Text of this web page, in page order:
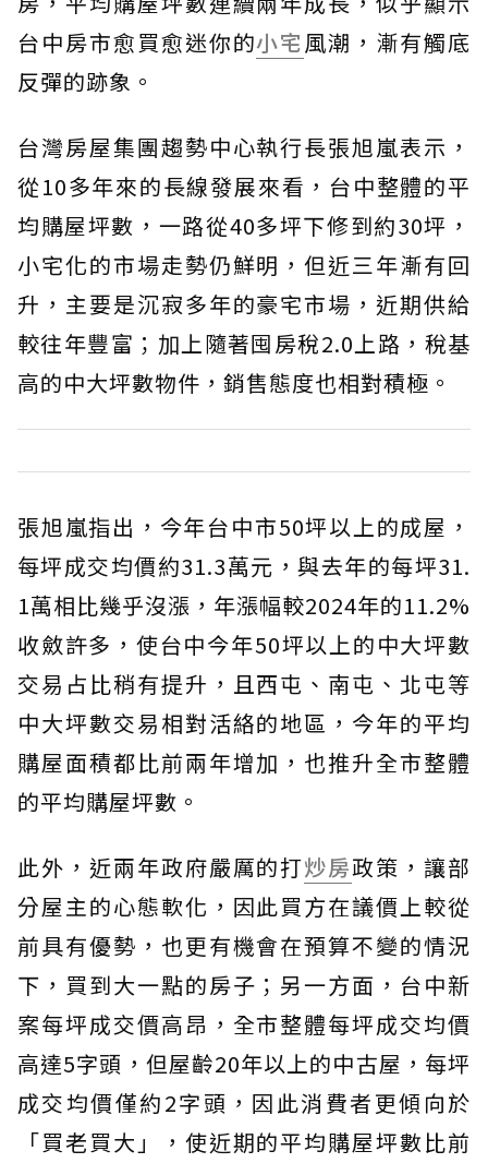
台中房市愈買愈迷你的小宅風潮，漸有觸底
反彈的跡象。
台灣房屋集團趨勢中心執行長張旭嵐表示，
從10多年來的長線發展來看，台中整體的平
均購屋坪數，一路從40多坪下修到約30坪，
小宅化的市場走勢仍鮮明，但近三年漸有回
升，主要是沉寂多年的豪宅市場，近期供給
較往年豐富；加上隨著囤房稅2.0上路，稅基
高的中大坪數物件，銷售態度也相對積極。
張旭嵐指出，今年台中市50坪以上的成屋，
每坪成交均價約31.3萬元，與去年的每坪31.
1萬相比幾乎沒漲，年漲幅較2024年的11.2%
收斂許多，使台中今年50坪以上的中大坪數
交易占比稍有提升，且西屯、南屯、北屯等
中大坪數交易相對活絡的地區，今年的平均
購屋面積都比前兩年增加，也推升全市整體
的平均購屋坪數。
此外，近兩年政府嚴厲的打炒房政策，讓部
分屋主的心態軟化，因此買方在議價上較從
前具有優勢，也更有機會在預算不變的情況
下，買到大一點的房子；另一方面，台中新
案每坪成交價高昂，全市整體每坪成交均價
高達5字頭，但屋齡20年以上的中古屋，每坪
成交均價僅約2字頭，因此消費者更傾向於
「買老買大」，使近期的平均購屋坪數比前